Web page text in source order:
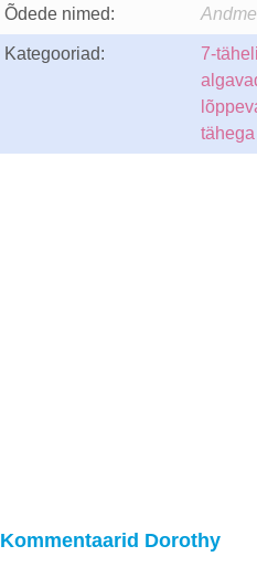
Õdede nimed:
Kategooriad: 7-
tähega
Kommentaarid Dorothy